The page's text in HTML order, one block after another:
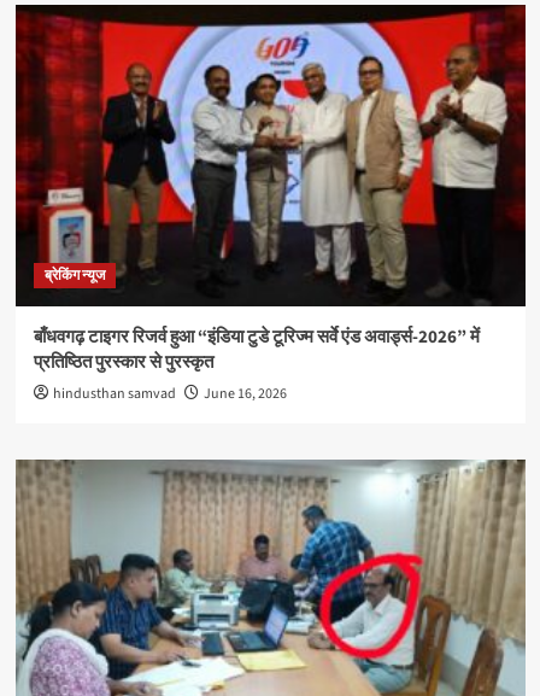
ब्रेकिंग न्यूज
बाँधवगढ़ टाइगर रिजर्व हुआ “इंडिया टुडे टूरिज्म सर्वे एंड अवार्ड्स-2026” में
प्रतिष्ठित पुरस्कार से पुरस्कृत
hindusthan samvad June 16, 2026